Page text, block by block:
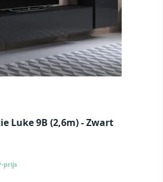
Luke 9B (2,6m) - Zwart
prijs